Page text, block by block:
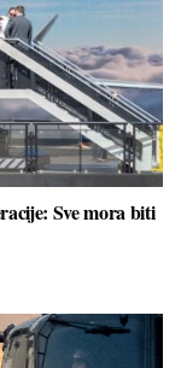
Sve mora biti